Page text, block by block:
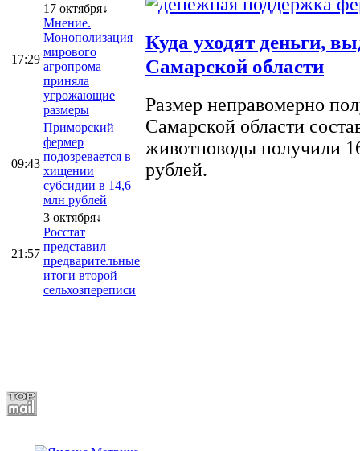
17:29
17 октября↓
Мнение.
Монополизация
мирового
агропрома
приняла
угрожающие
размеры
09:43
Приморский
фермер
подозревается в
хищении
субсидии в 14,6
млн рублей
21:57
3 октября↓
Росстат
представил
предварительные
итоги второй
сельхозпереписи
Куда уходят деньги,
Самарской области
Размер неправомерно
Самарской области
животноводы получили
рублей.